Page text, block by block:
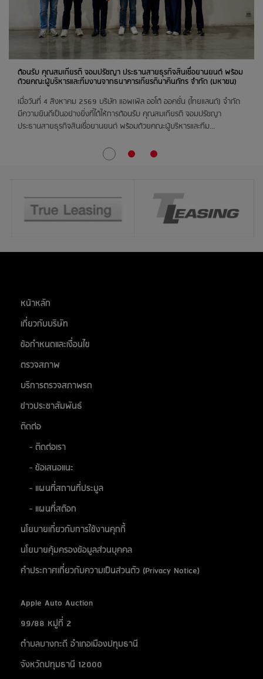
สิงหาคม 2569
อยุธยาซิตี้พาร์ค จ.อยุธยา
สต๊อกแอพเพิล นครปฐม
ศูนย์การค้า ซีคอนสแควร์
28สิงหาคม 2569
ติวานนท์
ตลาด เอส มาร์เช่ (ตลาดยีราฟ) ระยอง
สต๊อกแอพเพิล สระบุรี
ต้อนรับ คุณสมเกียรติ จอมปรัชญา ประธานสายธุรกิจสินเชื่อยานยนต์ พร้อม
ด้วยคณะผู้บริหารและทีมงานจากธนาคารเกียรตินาคินภัทร จำกัด (มหาชน)
เมื่อวันที่ 4 สิงหาคม 2569 บริษัท แอพเพิล ออโต้ ออคชั่น (ไทยแลนด์) จำกัด
มีความยินดีเป็นอย่างยิ่งที่ได้ให้การต้อนรับ คุณสมเกียรติ จอมปรัชญา
ประธานสายธุรกิจสินเชื่อยานยนต์ พร้อมด้วยคณะผู้บริหารและทีม...
หน้าหลัก
เกี่ยวกับบริษัท
ข้อกำหนดและเงื่อนไข
ตรวจสภาพ
บริการตรวจสภาพรถ
ข่าวประชาสัมพันธ์
ติดต่อ
- ติดต่อเรา
- ข้อเสนอแนะ
- แผนที่สถานที่ประมูล
- แผนที่สต๊อก
นโยบายเกี่ยวกับการใช้งานคุกกี้
นโยบายคุ้มครองข้อมูลส่วนบุคคล
คำประกาศเกี่ยวกับความเป็นส่วนตัว (Privacy Notice)
Apple Auto Auction
99/88 หมู่ที่ 2
ตำบลบางกะดี อำเภอเมืองปทุมธานี
จังหวัดปทุมธานี 12000